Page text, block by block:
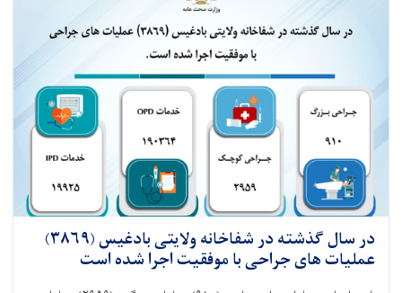
در سال گذشته در شفاخانه ولایتی بادغیس (۳۸۶۹)
عملیات های جراحی با موفقیت اجرا شده است